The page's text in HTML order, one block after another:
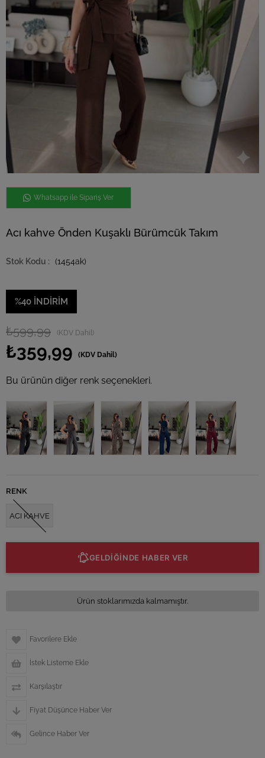
Whatsapp ile Sipariş Ver
Acı kahve Önden Kuşaklı Bürümcük Takım
(1454ak)
%40 İNDIRIM
₺599,99 (KDV Dahil)
₺359,99 (KDV Dahil)
Bu ürünün diğer renk seçenekleri.
Tükendi Tükendi Tükendi Tükendi
RENK
ACI KAHVE
GELDİĞİNDE HABER VER
Ürün stoklarımızda kalmamıştır.
Favorilere Ekle
İstek Listeme Ekle
Karşılaştır
Fiyat Düşünce Haber Ver
Gelince Haber Ver